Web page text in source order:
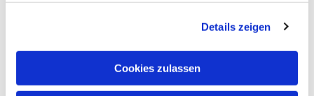
Details zeigen
Cookies zulassen